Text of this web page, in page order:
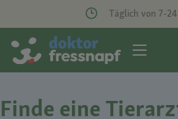
Täglich von 7-
Finde eine